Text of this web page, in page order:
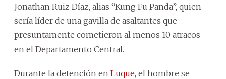
Jonathan Ruiz Díaz, alias “Kung Fu Panda”, quien
sería líder de una gavilla de asaltantes que
presuntamente cometieron al menos 10 atracos
en el Departamento Central.
Durante la detención en Luque, el hombre se